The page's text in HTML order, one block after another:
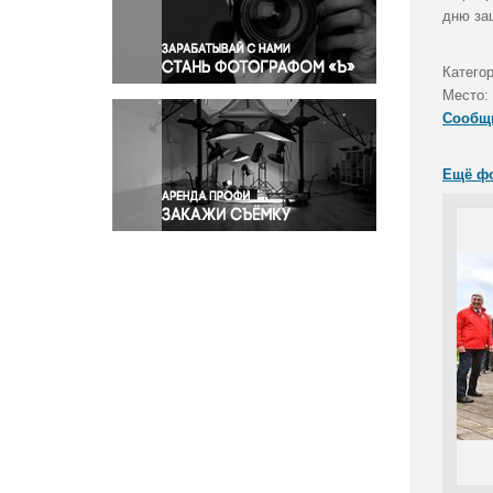
Правосудие
Происшествия и конфликты
Религия
Светская жизнь
Спорт
Экология
Экономика и бизнес
дню
Место:
Ещё